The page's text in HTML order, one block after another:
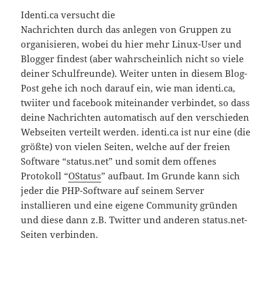
Identi.ca versucht die
Nachrichten durch das anlegen von Gruppen zu
organisieren, wobei du hier mehr Linux-User und
Blogger findest (aber wahrscheinlich nicht so viele
deiner Schulfreunde). Weiter unten in diesem Blog-
Post gehe ich noch darauf ein, wie man identi.ca,
twiiter und facebook miteinander verbindet, so dass
deine Nachrichten automatisch auf den verschieden
Webseiten verteilt werden. identi.ca ist nur eine (die
größte) von vielen Seiten, welche auf der freien
Software “status.net” und somit dem offenes
Protokoll “OStatus” aufbaut. Im Grunde kann sich
jeder die PHP-Software auf seinem Server
installieren und eine eigene Community gründen
und diese dann z.B. Twitter und anderen status.net-
Seiten verbinden.